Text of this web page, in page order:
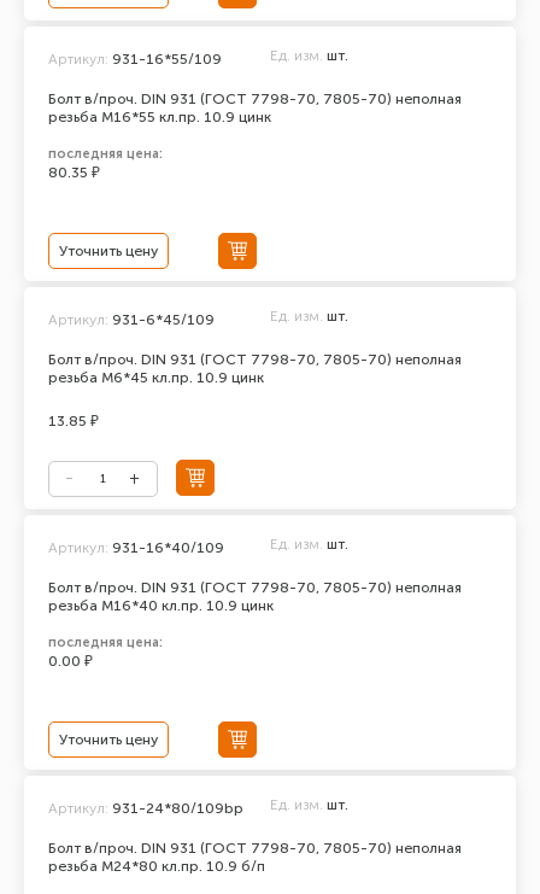
Болт в/проч. DIN 931 (ГОСТ 7798-70, 7805-70) неполная
резьба М16*55 кл.пр. 10.9 цинк
Артикул: 931-16*55/109 Ед. изм. шт.
последняя цена:
80.35 ₽
Уточнить цену
Болт в/проч. DIN 931 (ГОСТ 7798-70, 7805-70) неполная
резьба М6*45 кл.пр. 10.9 цинк
Артикул: 931-6*45/109 Ед. изм. шт.
13.85 ₽
Болт в/проч. DIN 931 (ГОСТ 7798-70, 7805-70) неполная
резьба М16*40 кл.пр. 10.9 цинк
Артикул: 931-16*40/109 Ед. изм. шт.
последняя цена:
0.00 ₽
Уточнить цену
Болт в/проч. DIN 931 (ГОСТ 7798-70, 7805-70) неполная
резьба М24*80 кл.пр. 10.9 б/п
Артикул: 931-24*80/109bp Ед. изм. шт.